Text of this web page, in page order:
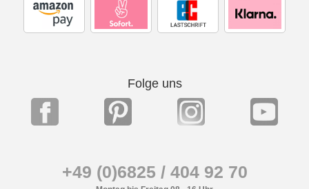
Folge uns
+49 (0)6825 / 404 92 70